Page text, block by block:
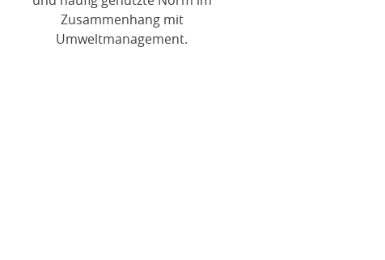
Zusammenhang mit
Umweltmanagement.